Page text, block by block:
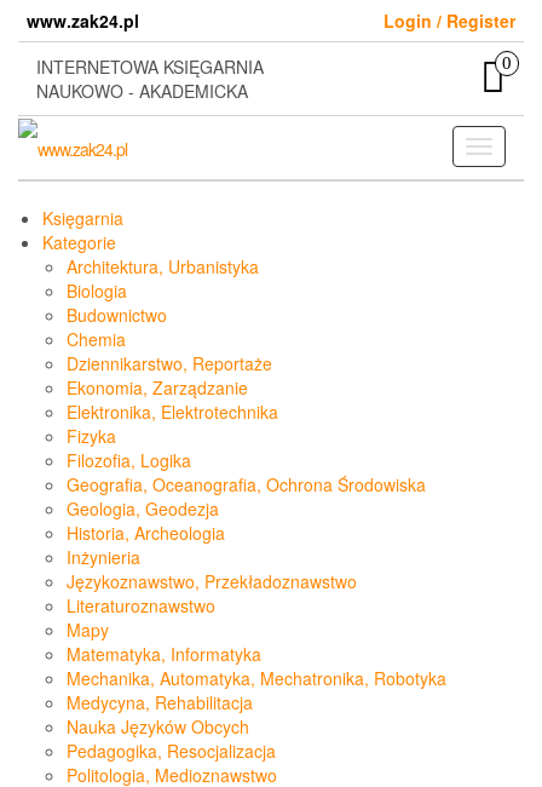
content
www.zak24.pl
Login / Register
INTERNETOWA KSIĘGARNIA
NAUKOWO - AKADEMICKA
0
Toggle
Księgarnia
Kategorie
Architektura, Urbanistyka
Biologia
Budownictwo
Chemia
Dziennikarstwo, Reportaże
Ekonomia, Zarządzanie
Elektronika, Elektrotechnika
Fizyka
Filozofia, Logika
Geografia, Oceanografia, Ochrona Środowiska
Geologia, Geodezja
Historia, Archeologia
Inżynieria
Językoznawstwo, Przekładoznawstwo
Literaturoznawstwo
Mapy
Matematyka, Informatyka
Mechanika, Automatyka, Mechatronika, Robotyka
Medycyna, Rehabilitacja
Nauka Języków Obcych
Pedagogika, Resocjalizacja
Politologia, Medioznawstwo